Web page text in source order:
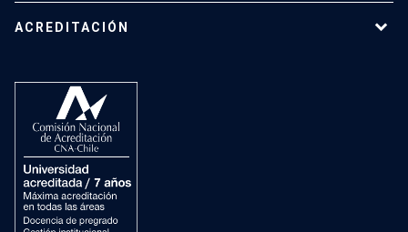
ACREDITACIÓN